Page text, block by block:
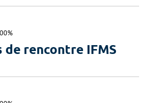
de rencontre IFMS